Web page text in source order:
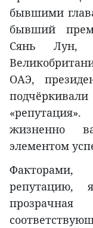
бывшими
бывший
Сянь Лун,
ОАЭ,
жизненно
элементом
репутацию,
прозрачная